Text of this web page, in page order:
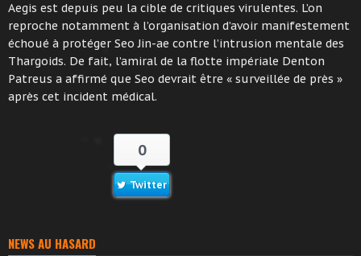
Aegis est depuis peu la cible de critiques virulentes. L’on
reproche notamment à l’organisation d’avoir manifestement
échoué à protéger Seo Jin-ae contre l’intrusion mentale des
Thargoids. De fait, l’amiral de la flotte impériale Denton
Patreus a affirmé que Seo devrait être « surveillée de près »
après cet incident médical.
0
Twitter
NEWS AU HASARD